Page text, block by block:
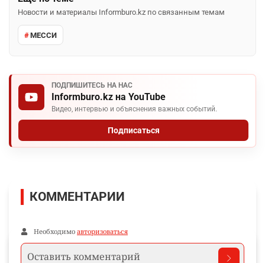
Новости и материалы Informburo.kz по связанным темам
МЕССИ
ПОДПИШИТЕСЬ НА НАС
Informburo.kz на YouTube
Видео, интервью и объяснения важных событий.
Подписаться
КОММЕНТАРИИ
Необходимо авторизоваться